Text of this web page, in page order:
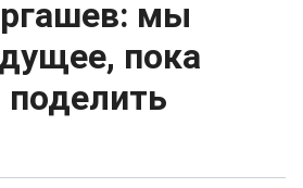
мы
пока